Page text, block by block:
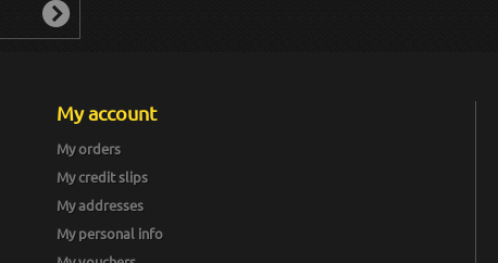
My account
My orders
My credit slips
My addresses
My personal info